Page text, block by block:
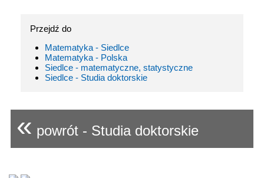
Przejdź do
Matematyka - Siedlce
Matematyka - Polska
Siedlce - matematyczne, statystyczne
Siedlce - Studia doktorskie
« powrót - Studia doktorskie